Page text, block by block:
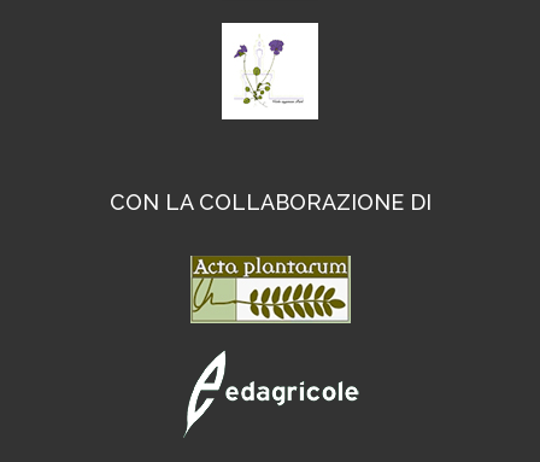
CON LA COLLABORAZIONE DI